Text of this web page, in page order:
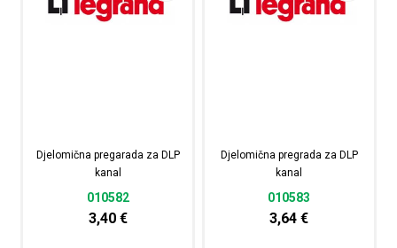
Djelomična pregarada za DLP
kanal
010582
3,40 €
Djelomična pregrada za DLP
kanal
010583
3,64€